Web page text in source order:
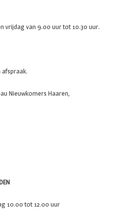
vrijdag van 9.00 uur tot 10.30 uur.
Nieuwkomers Haaren,
10.00 tot 12.00 uur